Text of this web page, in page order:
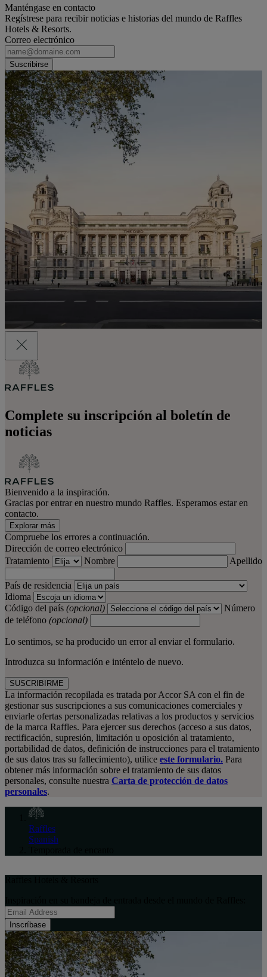
Manténgase en contacto
Regístrese para recibir noticias e historias del mundo de Raffles
Hotels & Resorts.
Correo electrónico
Suscribirse
Complete su inscripción al boletín de
noticias
Bienvenido a la inspiración.
Gracias por entrar en nuestro mundo Raffles. Esperamos estar en
contacto.
Explorar más
Compruebe los errores a continuación.
Dirección de correo electrónico
Tratamiento
Nombre Apellido
País de residencia
Idioma
Código del país (opcional)
Número
de teléfono (opcional)
Lo sentimos, se ha producido un error al enviar el formulario.
Introduzca su información e inténtelo de nuevo.
SUSCRIBIRME
La información recopilada es tratada por Accor SA con el fin de
gestionar sus suscripciones a sus comunicaciones comerciales y
enviarle ofertas personalizadas relativas a los productos y servicios
de la marca Raffles. Para ejercer sus derechos (acceso a sus datos,
rectificación, supresión, limitación u oposición al tratamiento,
portabilidad de datos, definición de instrucciones para el tratamiento
de sus datos tras su fallecimiento), utilice este formulario. Para
obtener más información sobre el tratamiento de sus datos
personales, consulte nuestra Carta de protección de datos
personales.
Raffles
Spanish
Inscríbase